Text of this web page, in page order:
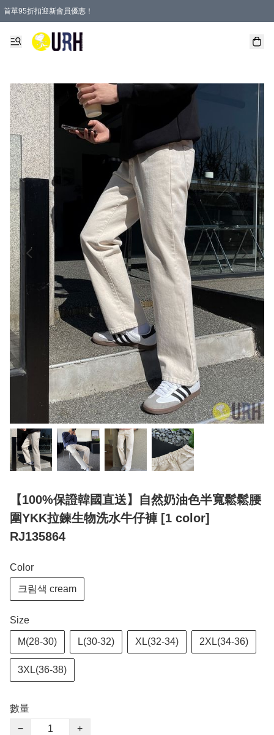
首單95折扣迎新會員優惠！
特選會員可享全單低至 95 折優惠！
單一訂單滿HKD600(澳門HKD800)包郵寄順豐送到家。
【100%保證韓國直送】自然奶油色半寬鬆鬆腰
圍YKK拉鍊生物洗水牛仔褲 [1 color]
RJ135864
Color
크림색 cream
Size
M(28-30) L(30-32) XL(32-34) 2XL(34-36)
3XL(36-38)
數量
−
+